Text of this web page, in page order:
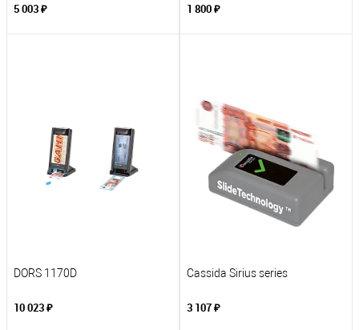
5 003 ₽ 1 800 ₽
DORS 1170D
10 023 ₽
Cassida Sirius series
3 107 ₽